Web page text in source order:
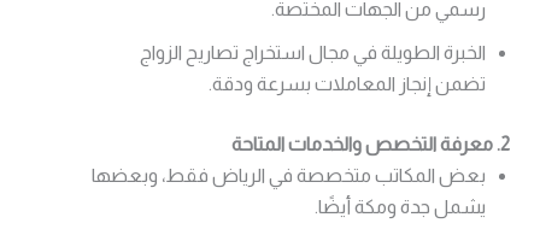
رسمي من الجهات المختصة.
الخبرة الطويلة في مجال استخراج تصاريح الزواج
تضمن إنجاز المعاملات بسرعة ودقة.
2. معرفة التخصص والخدمات المتاحة
بعض المكاتب متخصصة في الرياض فقط، وبعضها
يشمل جدة ومكة أيضًا.